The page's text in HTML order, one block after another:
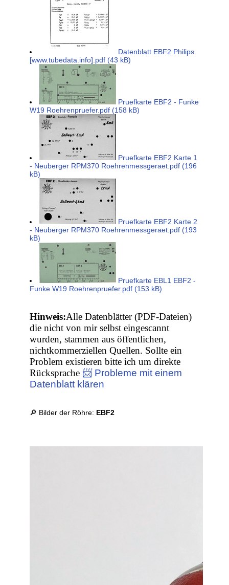
Datenblatt EBF2 Philips
[www.tubedata.info].pdf (43 kB)
Pruefkarte EBF2 - Funke
W19 Roehrenpruefer.pdf (158 kB)
Pruefkarte EBF2 Karte 1
- Neuberger RPM370 Roehrenmessgeraet.pdf (196
kB)
Pruefkarte EBF2 Karte 2
- Neuberger RPM370 Roehrenmessgeraet.pdf (193
kB)
Pruefkarte EBL1 EBF2 -
Funke W19 Roehrenpruefer.pdf (153 kB)
Hinweis:Alle Datenblätter (PDF-Dateien)
die nicht von mir selbst eingescannt
wurden, stammen aus öffentlichen,
nichtkommerziellen Quellen. Sollte ein
Problem existieren bitte ich um direkte
Rücksprache 📨 Probleme mit einem
Datenblatt klären
🔎 Bilder der Röhre: EBF2